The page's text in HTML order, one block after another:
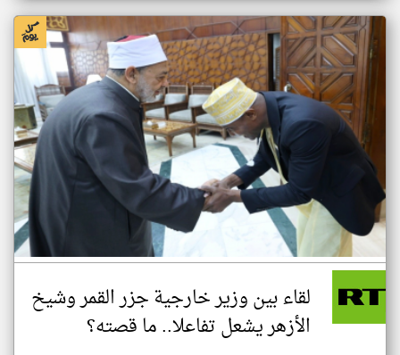
لقاء بين وزير خارجية جزر القمر وشيخ
الأزهر يشعل تفاعلا.. ما قصته؟